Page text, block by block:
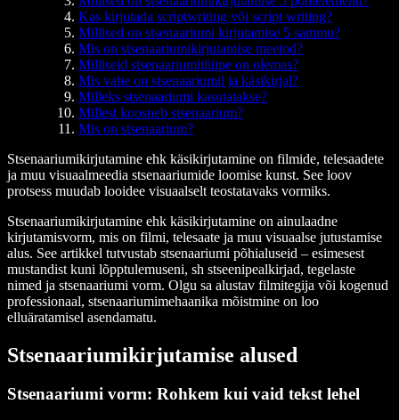
Kas kirjutada scriptwriting või script writing?
Millised on stsenaariumi kirjutamise 5 sammu?
Mis on stsenaariumikirjutamise meetod?
Milliseid stsenaariumitüüpe on olemas?
Mis vahe on stsenaariumil ja käsikirjal?
Milleks stsenaariumi kasutatakse?
Millest koosneb stsenaarium?
Mis on stsenaarium?
Stsenaariumikirjutamine ehk käsikirjutamine on filmide, telesaadete
ja muu visuaalmeedia stsenaariumide loomise kunst. See loov
protsess muudab looidee visuaalselt teostatavaks vormiks.
Stsenaariumikirjutamine ehk käsikirjutamine on ainulaadne
kirjutamisvorm, mis on filmi, telesaate ja muu visuaalse jutustamise
alus. See artikkel tutvustab stsenaariumi põhialuseid – esimesest
mustandist kuni lõpptulemuseni, sh stseenipealkirjad, tegelaste
nimed ja stsenaariumi vorm. Olgu sa alustav filmitegija või kogenud
professionaal, stsenaariumimehaanika mõistmine on loo
elluäratamisel asendamatu.
Stsenaariumikirjutamise alused
Stsenaariumi vorm: Rohkem kui vaid tekst lehel